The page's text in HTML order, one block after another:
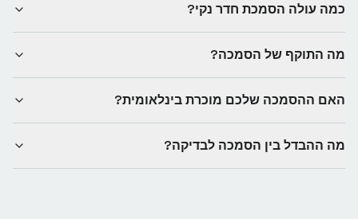
כמה עולה הסמכת חדר נקי?
מה התוקף של הסמכה?
האם ההסמכה שלכם מוכרת בינלאומית?
מה ההבדל בין הסמכה לבדיקה?